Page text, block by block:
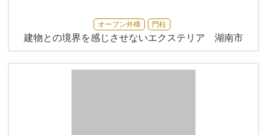
オープン外構 門柱
建物との境界を感じさせないエクステリア 湖南市